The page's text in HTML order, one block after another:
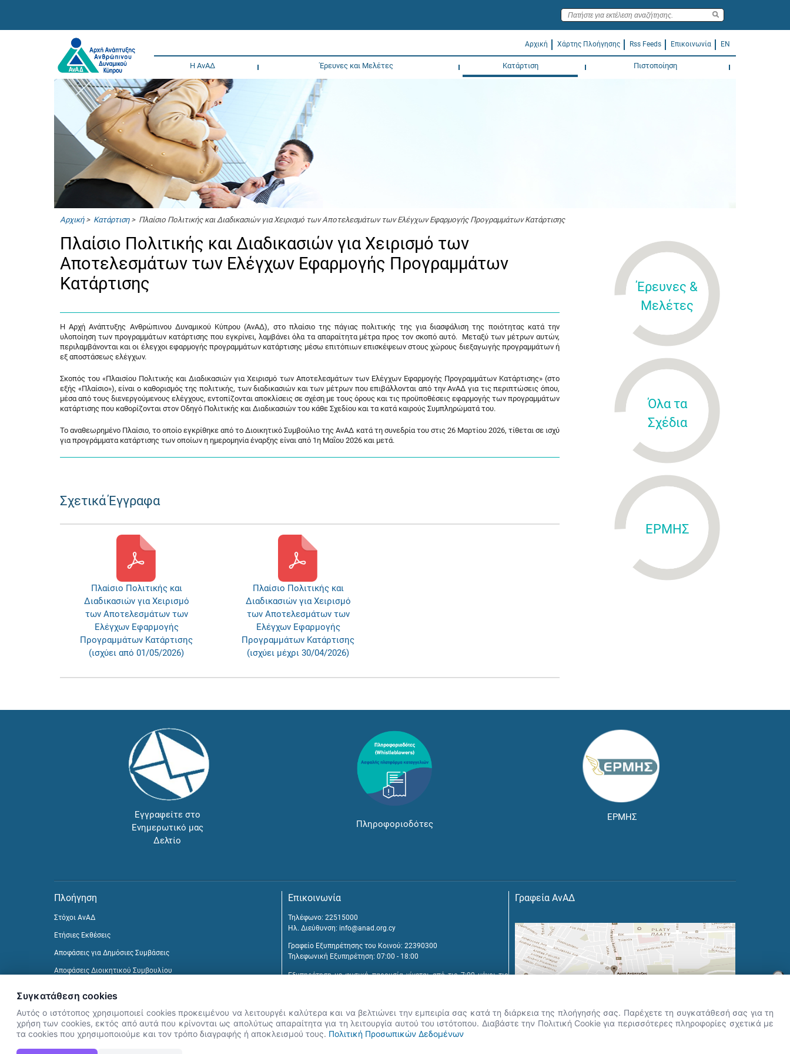
Αρχική Χάρτης Πλοήγησης Rss Feeds Επικοινωνία EN
Η ΑνΑΔ Έρευνες και Μελέτες Κατάρτιση Πιστοποίηση
Αρχική> Κατάρτιση> Πλαίσιο Πολιτικής και Διαδικασιών για Χειρισμό των Αποτελεσμάτων των Ελέγχων Εφαρμογής Προγραμμάτων Κατάρτισης
Πλαίσιο Πολιτικής και Διαδικασιών για Χειρισμό των
Αποτελεσμάτων των Ελέγχων Εφαρμογής Προγραμμάτων
Κατάρτισης
Η Αρχή Ανάπτυξης Ανθρώπινου Δυναμικού Κύπρου (ΑνΑΔ), στο πλαίσιο της πάγιας πολιτικής της για διασφάλιση της ποιότητας κατά την
υλοποίηση των προγραμμάτων κατάρτισης που εγκρίνει, λαμβάνει όλα τα απαραίτητα μέτρα προς τον σκοπό αυτό. Μεταξύ των μέτρων αυτών,
περιλαμβάνονται και οι έλεγχοι εφαρμογής προγραμμάτων κατάρτισης μέσω επιτόπιων επισκέψεων στους χώρους διεξαγωγής προγραμμάτων ή
εξ αποστάσεως ελέγχων.
Σκοπός του «Πλαισίου Πολιτικής και Διαδικασιών για Χειρισμό των Αποτελεσμάτων των Ελέγχων Εφαρμογής Προγραμμάτων Κατάρτισης» (στο
εξής «Πλαίσιο»), είναι ο καθορισμός της πολιτικής, των διαδικασιών και των μέτρων που επιβάλλονται από την ΑνΑΔ για τις περιπτώσεις όπου,
μέσα από τους διενεργούμενους ελέγχους, εντοπίζονται αποκλίσεις σε σχέση με τους όρους και τις προϋποθέσεις εφαρμογής των προγραμμάτων
κατάρτισης που καθορίζονται στον Οδηγό Πολιτικής και Διαδικασιών του κάθε Σχεδίου και τα κατά καιρούς Συμπληρώματά του.
Το αναθεωρημένο Πλαίσιο, το οποίο εγκρίθηκε από το Διοικητικό Συμβούλιο της ΑνΑΔ κατά τη συνεδρία του στις 26 Μαρτίου 2026, τίθεται σε ισχύ
για προγράμματα κατάρτισης των οποίων η ημερομηνία έναρξης είναι από 1η Μαΐου 2026 και μετά.
Σχετικά Έγγραφα
Πλαίσιο Πολιτικής και
Διαδικασιών για Χειρισμό
των Αποτελεσμάτων των
Ελέγχων Εφαρμογής
Προγραμμάτων Κατάρτισης
(ισχύει από 01/05/2026)
Πλαίσιο Πολιτικής και
Διαδικασιών για Χειρισμό
των Αποτελεσμάτων των
Ελέγχων Εφαρμογής
Προγραμμάτων Κατάρτισης
(ισχύει μέχρι 30/04/2026)
Έρευνες &
Μελέτες
Όλα τα
Σχέδια
ΕΡΜΗΣ
Εγγραφείτε στο
Ενημερωτικό μας
Δελτίο
Πληροφοριοδότες
ΕΡΜΗΣ
Πλοήγηση
Στόχοι ΑνΑΔ
Ετήσιες Εκθέσεις
Αποφάσεις για Δημόσιες Συμβάσεις
Αποφάσεις Διοικητικού Συμβουλίου
Επικοινωνία
Τηλέφωνο: 22515000
Ηλ. Διεύθυνση: info@anad.org.cy
Γραφείο Εξυπηρέτησης του Κοινού: 22390300
Τηλεφωνική Εξυπηρέτηση: 07:00 - 18:00
Εξυπηρέτηση με φυσική παρουσία γίνεται από τις 7:00 μέχρι τις
Τ.Θ. 25431, 1392 Λευκωσία, Κύπρος
Γραφεία ΑνΑΔ
×
σήμερα.
Συγκατάθεση cookies
Αυτός ο ιστότοπος χρησιμοποιεί cookies προκειμένου να λειτουργέι καλύτερα και να βελτιώνει την εμπειρία σας κατά τη διάρκεια της πλοήγησής σας. Παρέχετε τη συγκατάθεσή σας για τη
χρήση των cookies, εκτός από αυτά που κρίνονται ως απολύτως απαραίτητα για τη λειτουργία αυτού του ιστότοπου. Διαβάστε την Πολιτική Cookie για περισσότερες πληροφορίες σχετικά με
τα cookies που χρησιμοποιούμε και τον τρόπο διαγραφής ή αποκλεισμού τους. Πολιτική Προσωπικών Δεδομένων